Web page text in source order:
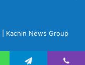
Kachin News Group